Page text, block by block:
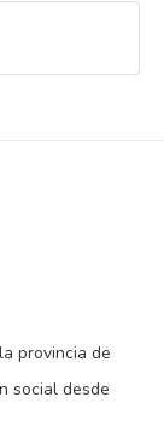
provincia de
social desde